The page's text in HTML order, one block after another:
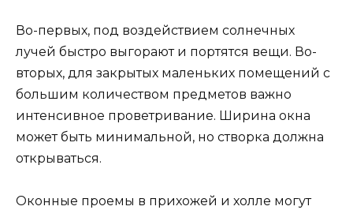
Во-первых, под воздействием солнечных
лучей быстро выгорают и портятся вещи. Во-
вторых, для закрытых маленьких помещений с
большим количеством предметов важно
интенсивное проветривание. Ширина окна
может быть минимальной, но створка должна
открываться.
Оконные проемы в прихожей и холле могут